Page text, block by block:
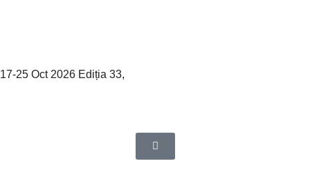
17-25 Oct 2026 Ediția 33,